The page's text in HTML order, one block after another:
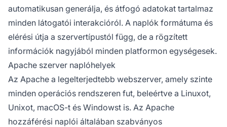
automatikusan generálja, és átfogó adatokat tartalmaz
minden látogatói interakcióról. A naplók formátuma és
elérési útja a szervertípustól függ, de a rögzített
információk nagyjából minden platformon egységesek.
Apache szerver naplóhelyek
Az Apache a legelterjedtebb webszerver, amely szinte
minden operációs rendszeren fut, beleértve a Linuxot,
Unixot, macOS-t és Windowst is. Az Apache
hozzáférési naplói általában szabványos